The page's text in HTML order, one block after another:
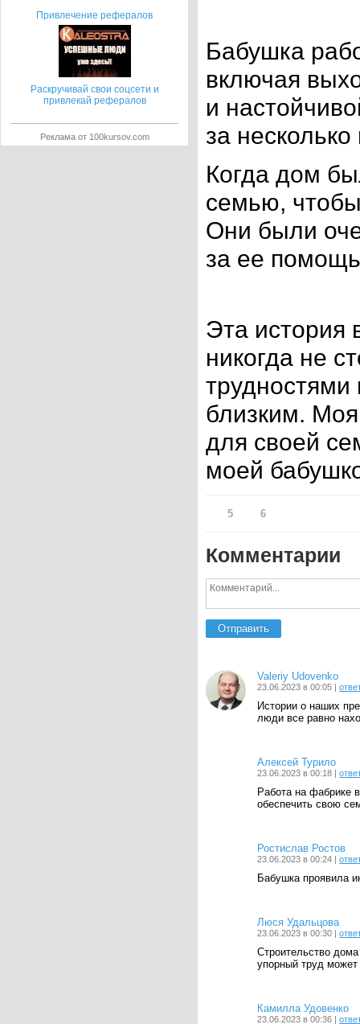
Бабушка
включая
и
за
Когда дом
семью,
Они были
за ее
Эта история
никогда не
трудностями
близким.
для своей
моей
5 6
Комментарии
Отправить
Valeriy Udovenko
23.06.2023 в 00:05 |
Истории о наших
люди все равно
Алексей Турило
23.06.2023 в 00:18 |
Работа на фабрике
обеспечить свою
Ростислав Ростов
23.06.2023 в 00:24 |
Бабушка проявила
Люся Удальцова
23.06.2023 в 00:30 |
Строительство
упорный труд может
Камилла Удовенко
23.06.2023 в 00:36 |
Привлечение рефералов
Раскручивай свои соцсети и
привлекай рефералов
Реклама от 100kursov.com